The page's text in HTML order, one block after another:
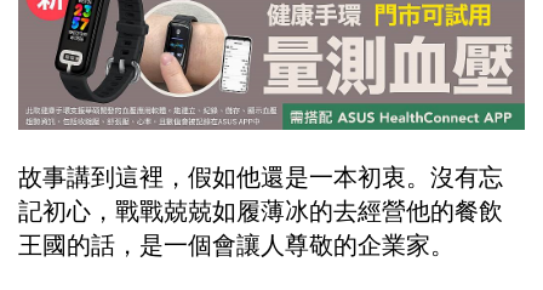
故事講到這裡，假如他還是一本初衷。沒有忘
記初心，戰戰兢兢如履薄冰的去經營他的餐飲
王國的話，是一個會讓人尊敬的企業家。